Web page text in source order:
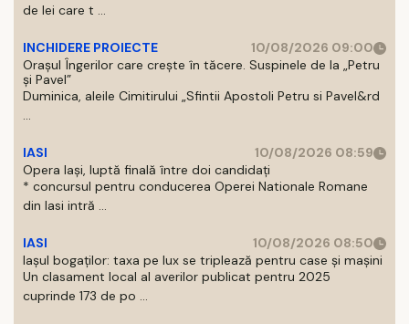
de lei care t ...
INCHIDERE PROIECTE
10/08/2026 09:00
Orașul Îngerilor care crește în tăcere. Suspinele de la „Petru
și Pavel”
Duminica, aleile Cimitirului „Sfintii Apostoli Petru si Pavel&rd
...
IASI
10/08/2026 08:59
Opera Iași, luptă finală între doi candidați
* concursul pentru conducerea Operei Nationale Romane
din Iasi intră ...
IASI
10/08/2026 08:50
Iașul bogaților: taxa pe lux se triplează pentru case și mașini
Un clasament local al averilor publicat pentru 2025
cuprinde 173 de po ...